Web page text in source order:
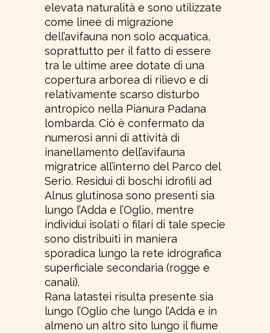
elevata naturalità e sono utilizzate
come linee di migrazione
dell’avifauna non solo acquatica,
soprattutto per il fatto di essere
tra le ultime aree dotate di una
copertura arborea di rilievo e di
relativamente scarso disturbo
antropico nella Pianura Padana
lombarda. Ciò è confermato da
numerosi anni di attività di
inanellamento dell’avifauna
migratrice all’interno del Parco del
Serio. Residui di boschi idrofili ad
Alnus glutinosa sono presenti sia
lungo l’Adda e l’Oglio, mentre
individui isolati o filari di tale specie
sono distribuiti in maniera
sporadica lungo la rete idrografica
superficiale secondaria (rogge e
canali).
Rana latastei risulta presente sia
lungo l’Oglio che lungo l’Adda e in
almeno un altro sito lungo il fiume